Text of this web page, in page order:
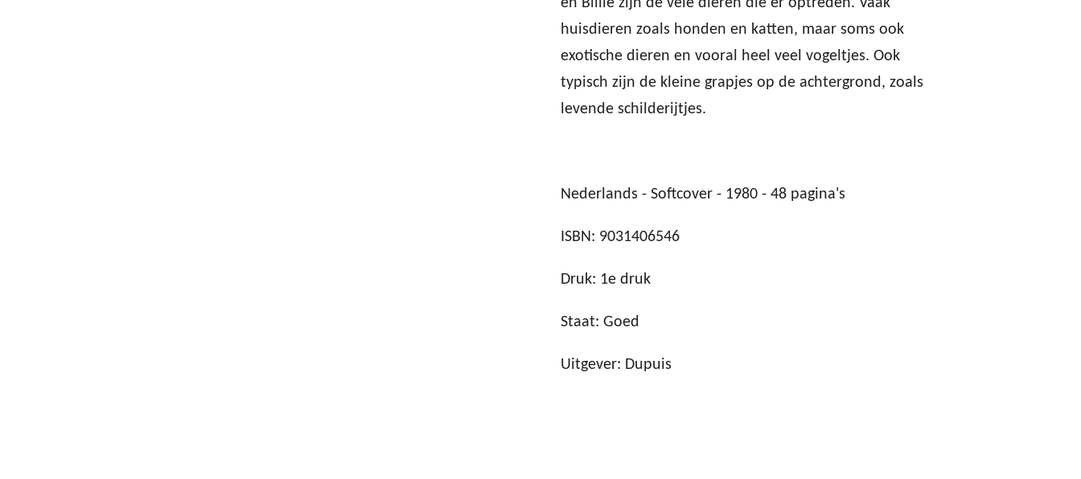
huisdieren zoals honden en katten, maar soms ook
exotische dieren en vooral heel veel vogeltjes. Ook
typisch zijn de kleine grapjes op de achtergrond, zoals
levende schilderijtjes.
Nederlands - Softcover - 1980 - 48 pagina's
ISBN: 9031406546
Druk: 1e druk
Staat: Goed
Uitgever: Dupuis